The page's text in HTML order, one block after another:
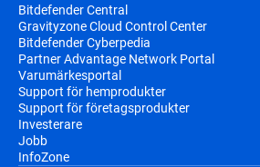
Bitdefender Central
Gravityzone Cloud Control Center
Bitdefender Cyberpedia
Partner Advantage Network Portal
Varumärkesportal
Support för hemprodukter
Support för företagsprodukter
Investerare
Jobb
InfoZone